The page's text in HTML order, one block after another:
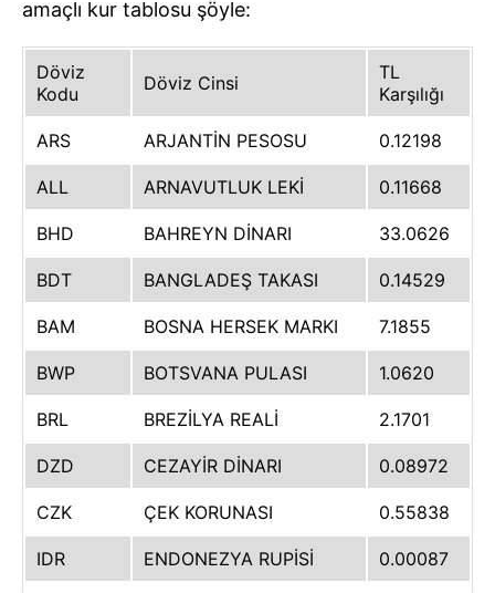
amaçlı kur tablosu şöyle:
Döviz
Kodu
Döviz Cinsi
TL
Karşılığı
ARS ARJANTİN PESOSU 0.12198
ALL ARNAVUTLUK LEKİ 0.11668
BHD BAHREYN DİNARI 33.0626
BDT BANGLADEŞ TAKASI 0.14529
BAM BOSNA HERSEK MARKI 7.1855
BWP BOTSVANA PULASI 1.0620
BRL BREZİLYA REALİ 2.1701
DZD CEZAYİR DİNARI 0.08972
CZK ÇEK KORUNASI 0.55838
IDR ENDONEZYA RUPİSİ 0.00087